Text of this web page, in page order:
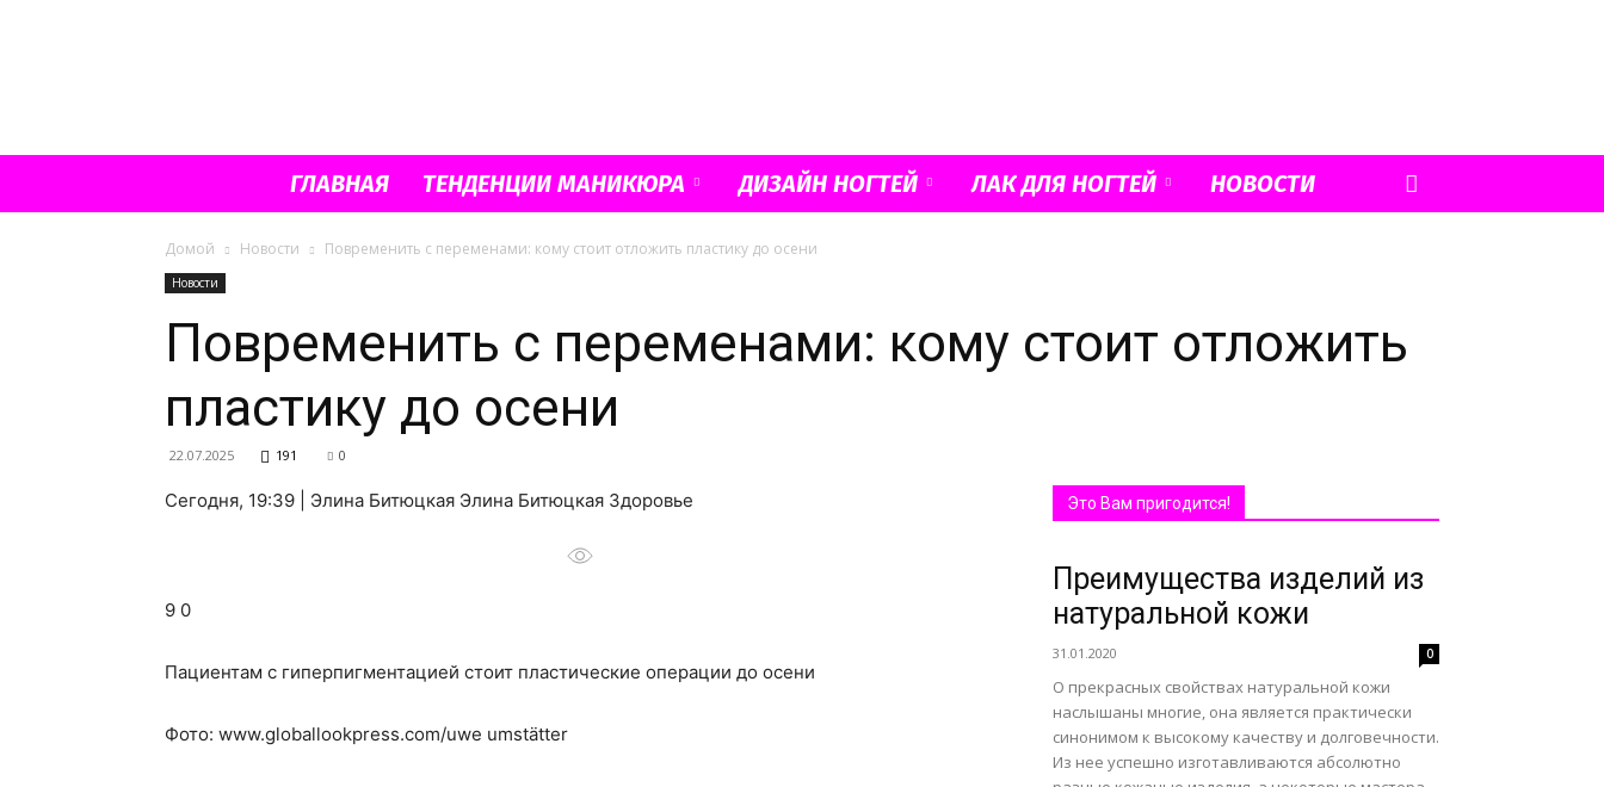
Французский
ГЛАВНАЯ ТЕНДЕНЦИИ МАНИКЮРА ДИЗАЙН НОГТЕЙ ЛАК ДЛЯ НОГТЕЙ НОВОСТИ
Домой Новости Повременить с переменами: кому стоит отложить пластику до осени
Новости
Повременить с переменами: кому стоит отложить
пластику до осени
22.07.2025 191 0
Сегодня, 19:39 | Элина Битюцкая Элина Битюцкая Здоровье
9 0
Пациентам с гиперпигментацией стоит пластические операции до осени
Фото: www.globallookpress.com/uwe umstätter
Это Вам пригодится!
Преимущества изделий из
натуральной кожи
31.01.2020 0
О прекрасных свойствах натуральной кожи
наслышаны многие, она является практически
синонимом к высокому качеству и долговечности.
Из нее успешно изготавливаются абсолютно